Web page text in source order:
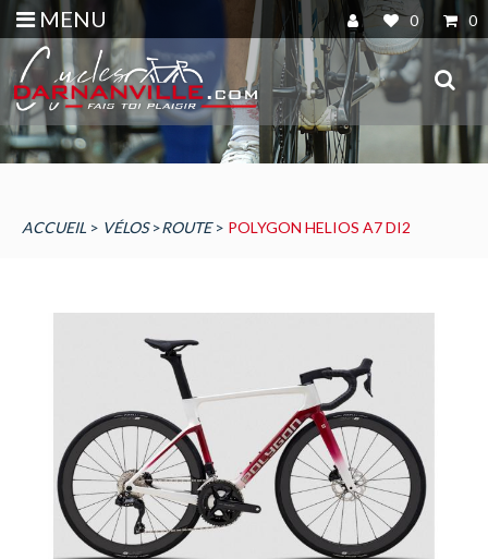
MENU 0 0
ACCUEIL > VÉLOS>ROUTE> POLYGON HELIOS A7 DI2